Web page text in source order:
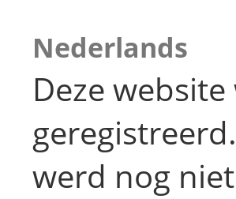
Nederlands
Deze
werd nog